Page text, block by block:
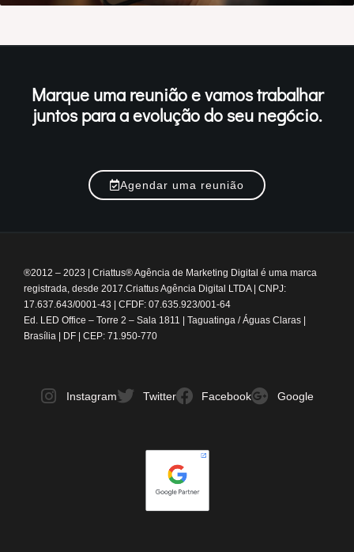
Marque uma reunião e vamos trabalhar
juntos para a evolução do seu negócio.
Agendar uma reunião
®2012 – 2023
Criattus® Agência de Marketing Digital é uma marca
registrada, desde 2017.Criattus Agência Digital LTDA | CNPJ:
17.637.643/0001-43 | CFDF: 07.635.923/001-64
Ed. LED Office – Torre 2 – Sala 1811 | Taguatinga / Águas Claras |
Brasília | DF | CEP: 71.950-770
Instagram Twitter Facebook Google